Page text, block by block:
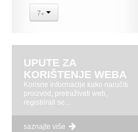
7+
UPUTE ZA
KORIŠTENJE WEBA
Korisne informacije kako naručiti
proizvod, pretraživati web,
registrirati se...
saznajte više